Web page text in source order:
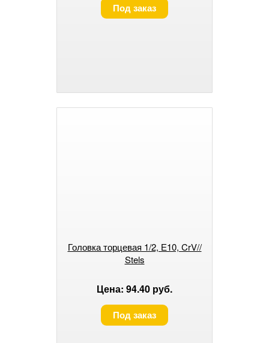
Под заказ
Головка торцевая 1/2, Е10, CrV//
Stels
Цена: 94.40 руб.
Под заказ